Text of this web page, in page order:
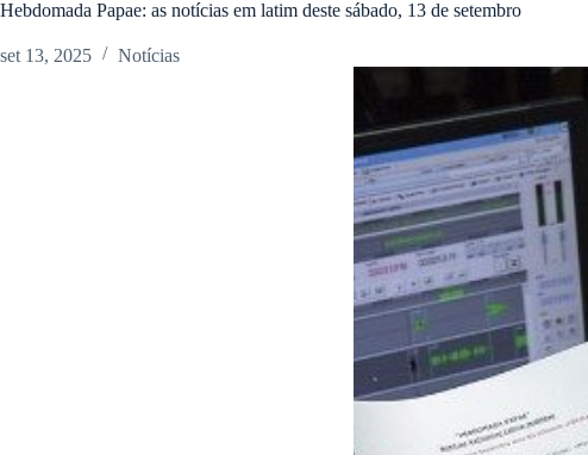
Hebdomada Papae: as notícias em latim deste sábado, 13 de setembro
set 13, 2025 Notícias